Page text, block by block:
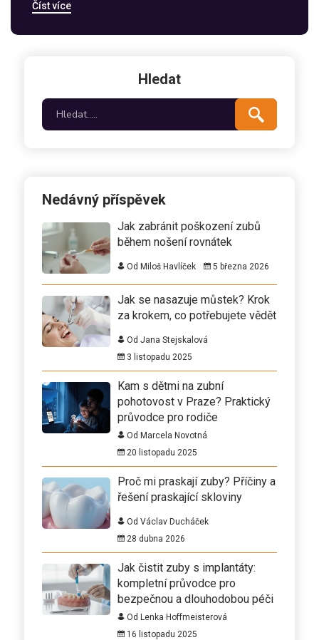
Procházíme fáze hojení, doporučené postupy pro
abyste měli co nejlepší zkušenost. Zahrnujeme
Číst více
Hledat
Nedávný příspěvek
Jak zabránit poškození zubů
během nošení rovnátek
Od Miloš Havlíček 5 března 2026
Jak se nasazuje můstek? Krok
za krokem, co potřebujete vědět
Od Jana Stejskalová
3 listopadu 2025
Kam s dětmi na zubní
pohotovost v Praze? Praktický
průvodce pro rodiče
Od Marcela Novotná
20 listopadu 2025
Proč mi praskají zuby? Příčiny a
řešení praskající skloviny
Od Václav Ducháček
28 dubna 2026
Jak čistit zuby s implantáty:
kompletní průvodce pro
bezpečnou a dlouhodobou péči
Od Lenka Hoffmeisterová
16 listopadu 2025